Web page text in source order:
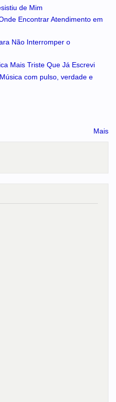
de Mim
Encontrar Atendimento em
Não Interromper o
Mais Triste Que Já Escrevi
com pulso, verdade e
Mais